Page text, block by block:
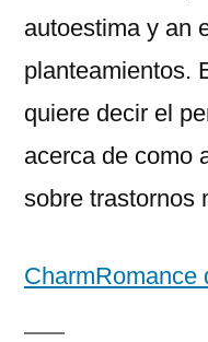
autoestima y an
planteamientos.
quiere decir el
acerca de como
sobre trastornos
CharmRomance